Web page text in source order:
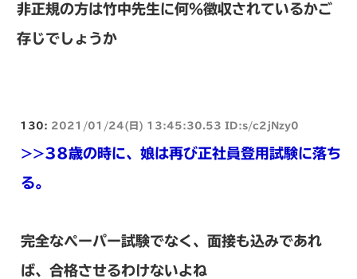
非正規の方は竹中先生に何％徴収されているかご
存じでしょうか
130: 2021/01/24(日) 13:45:30.53 ID:s/c2jNzy0
>>38歳の時に、娘は再び正社員登用試験に落ち
る。
完全なペーパー試験でなく、面接も込みであれ
ば、合格させるわけないよね